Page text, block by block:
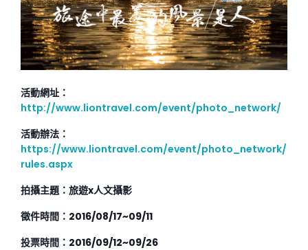
活動網址：
http://www.liontravel.com/event/photo_network/
活動辦法：
https://www.liontravel.com/event/photo_network/
rules.aspx
拍攝主題：旅遊x人文攝影
徵件時間：2016/08/17~09/11
投票時間：2016/09/12~09/26